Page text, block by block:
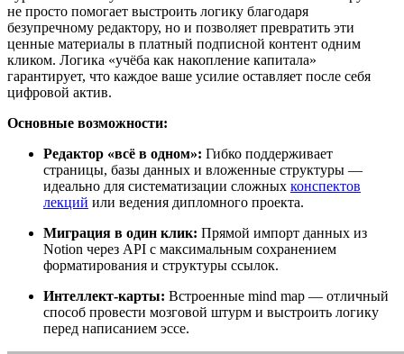
не просто помогает выстроить логику благодаря
безупречному редактору, но и позволяет превратить эти
ценные материалы в платный подписной контент одним
кликом. Логика «учёба как накопление капитала»
гарантирует, что каждое ваше усилие оставляет после себя
цифровой актив.
Основные возможности:
Редактор «всё в одном»: Гибко поддерживает
страницы, базы данных и вложенные структуры —
идеально для систематизации сложных конспектов
лекций или ведения дипломного проекта.
Миграция в один клик: Прямой импорт данных из
Notion через API с максимальным сохранением
форматирования и структуры ссылок.
Интеллект-карты: Встроенные mind map — отличный
способ провести мозговой штурм и выстроить логику
перед написанием эссе.